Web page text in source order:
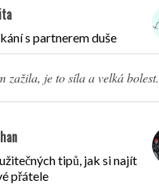
s partnerem duše
zažila, je to síla a velká bolest.
tipů, jak si najít
přátele